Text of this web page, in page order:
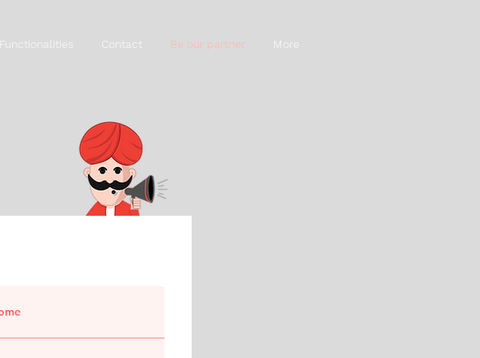
Functionalities Contact Be our partner More